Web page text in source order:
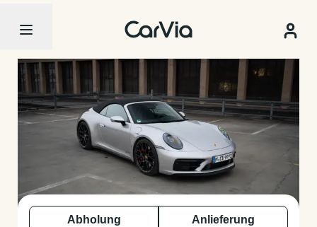
Abholung Anlieferung